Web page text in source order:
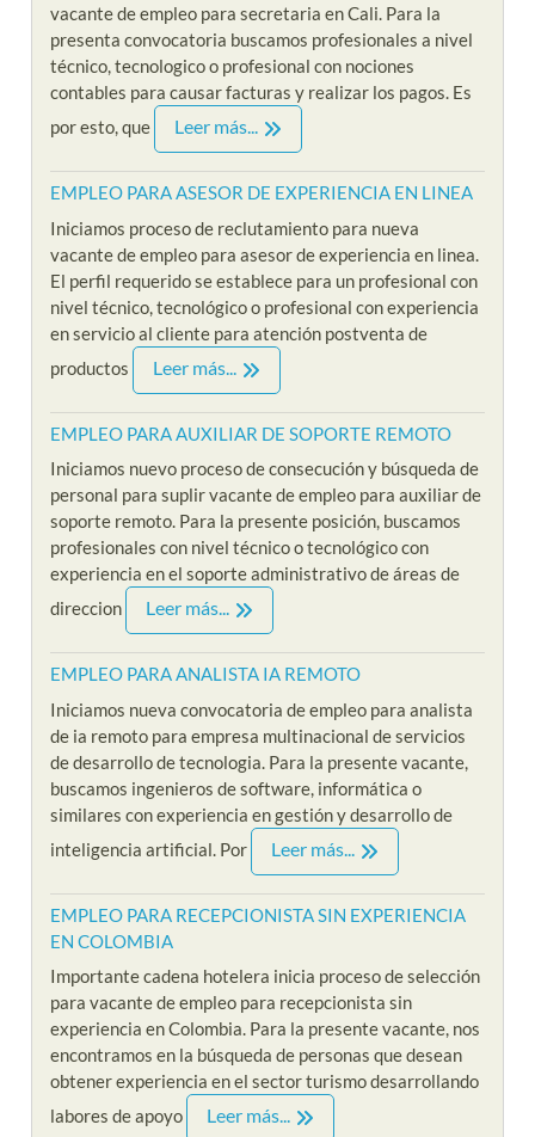
vacante de empleo para secretaria en Cali. Para la
presenta convocatoria buscamos profesionales a nivel
técnico, tecnologico o profesional con nociones
contables para causar facturas y realizar los pagos. Es
por esto, que
Leer más...
EMPLEO PARA ASESOR DE EXPERIENCIA EN LINEA
Iniciamos proceso de reclutamiento para nueva
vacante de empleo para asesor de experiencia en linea.
El perfil requerido se establece para un profesional con
nivel técnico, tecnológico o profesional con experiencia
en servicio al cliente para atención postventa de
productos
Leer más...
EMPLEO PARA AUXILIAR DE SOPORTE REMOTO
Iniciamos nuevo proceso de consecución y búsqueda de
personal para suplir vacante de empleo para auxiliar de
soporte remoto. Para la presente posición, buscamos
profesionales con nivel técnico o tecnológico con
experiencia en el soporte administrativo de áreas de
direccion
Leer más...
EMPLEO PARA ANALISTA IA REMOTO
Iniciamos nueva convocatoria de empleo para analista
de ia remoto para empresa multinacional de servicios
de desarrollo de tecnologia. Para la presente vacante,
buscamos ingenieros de software, informática o
similares con experiencia en gestión y desarrollo de
inteligencia artificial. Por
Leer más...
EMPLEO PARA RECEPCIONISTA SIN EXPERIENCIA
EN COLOMBIA
Importante cadena hotelera inicia proceso de selección
para vacante de empleo para recepcionista sin
experiencia en Colombia. Para la presente vacante, nos
encontramos en la búsqueda de personas que desean
obtener experiencia en el sector turismo desarrollando
labores de apoyo
Leer más...